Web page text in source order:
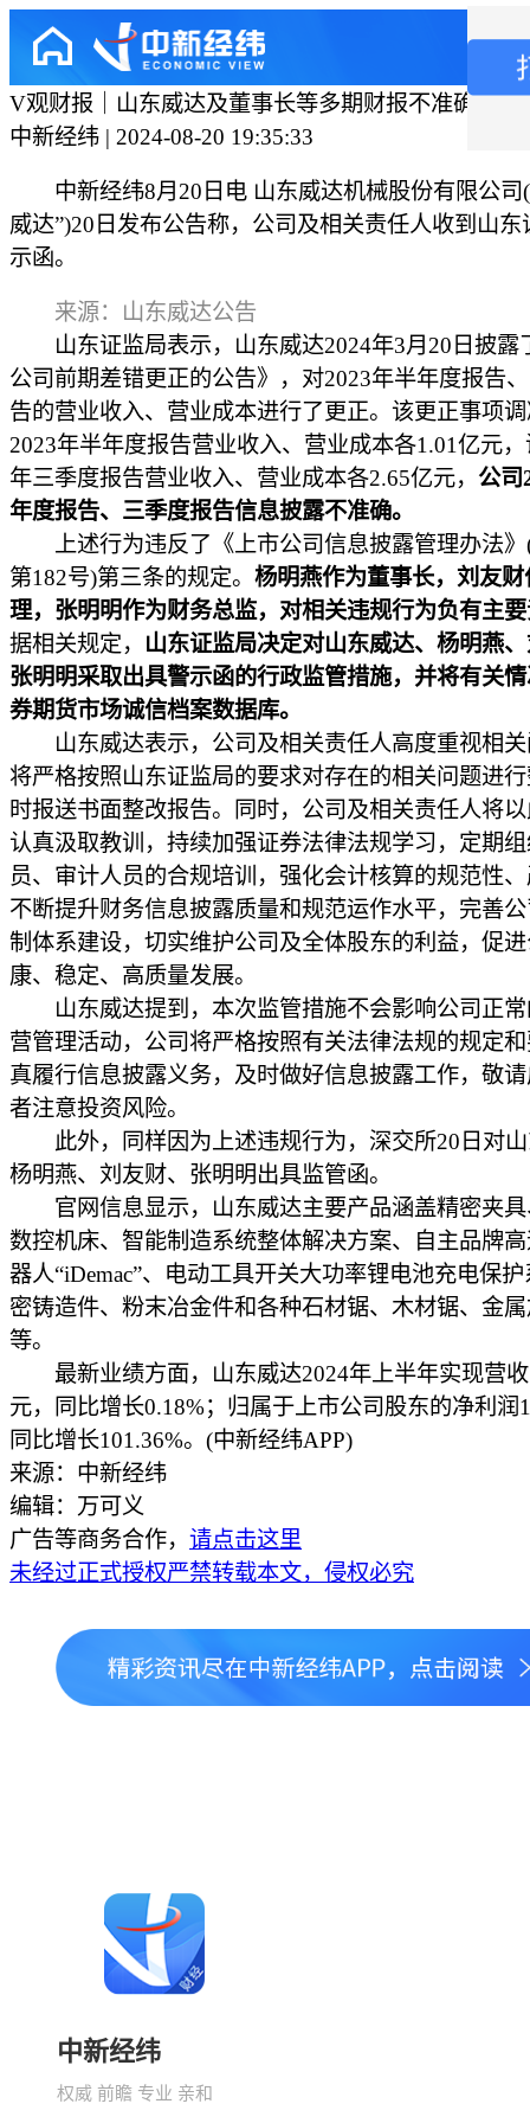
V观财报｜山东威达及董事长等多期财报不准确遭警
中新经纬 | 2024-08-20 19:35:33
中新经纬8月20日电 山东威达机械股份有限公司(
威达”)20日发布公告称，公司及相关责任人收到山东
示函。
来源：山东威达公告
山东证监局表示，山东威达2024年3月20日披露
公司前期差错更正的公告》，对2023年半年度报告
告的营业收入、营业成本进行了更正。该更正事项
2023年半年度报告营业收入、营业成本各1.01亿元
年三季度报告营业收入、营业成本各2.65亿元， 公司
年度报告、三季度报告信息披露不准确。
上述行为违反了《上市公司信息披露管理办法》
第182号)第三条的规定。 杨明燕作为董事长，刘友
理，张明明作为财务总监，对相关违规行为负有主
据相关规定， 山东证监局决定对山东威达、杨明燕
张明明采取出具警示函的行政监管措施，并将有关
券期货市场诚信档案数据库。
山东威达表示，公司及相关责任人高度重视相关
将严格按照山东证监局的要求对存在的相关问题进
时报送书面整改报告。同时，公司及相关责任人将
认真汲取教训，持续加强证券法律法规学习，定期
员、审计人员的合规培训，强化会计核算的规范性
不断提升财务信息披露质量和规范运作水平，完善
制体系建设，切实维护公司及全体股东的利益，促
康、稳定、高质量发展。
山东威达提到，本次监管措施不会影响公司正常
营管理活动，公司将严格按照有关法律法规的规定
真履行信息披露义务，及时做好信息披露工作，敬
者注意投资风险。
此外，同样因为上述违规行为，深交所20日对山
杨明燕、刘友财、张明明出具监管函。
官网信息显示，山东威达主要产品涵盖精密夹具
数控机床、智能制造系统整体解决方案、自主品牌
器人“iDemac”、电动工具开关大功率锂电池充电保
密铸造件、粉末冶金件和各种石材锯、木材锯、金
等。
最新业绩方面，山东威达2024年上半年实现营收
元，同比增长0.18%；归属于上市公司股东的净利润
同比增长101.36%。(中新经纬APP)
来源：中新经纬
编辑：万可义
广告等商务合作， 请点击这里
未经过正式授权严禁转载本文，侵权必究
中新经纬
权威 前瞻 专业 亲和